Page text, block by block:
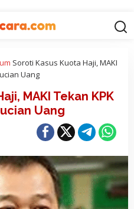
Soroti Kasus Kuota Haji, MAKI
Uang
MAKI Tekan KPK
Uang